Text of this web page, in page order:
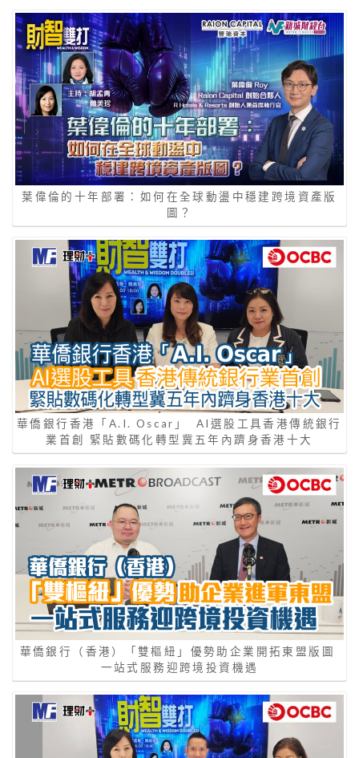
葉偉倫的十年部署：如何在全球動盪中穩建跨境資產版
圖？
華僑銀行香港「A.I. Oscar」 AI選股工具香港傳統銀行
業首創 緊貼數碼化轉型冀五年內躋身香港十大
華僑銀行（香港）「雙樞紐」優勢助企業開拓東盟版圖
一站式服務迎跨境投資機遇